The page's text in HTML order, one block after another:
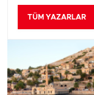
TÜM YAZARLAR